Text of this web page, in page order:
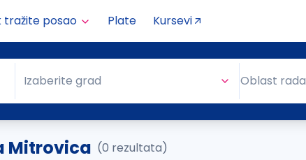
tražite posao Plate Kursevi
Grad
Izaberite grad Oblast rada
Mitrovica (0 rezultata)